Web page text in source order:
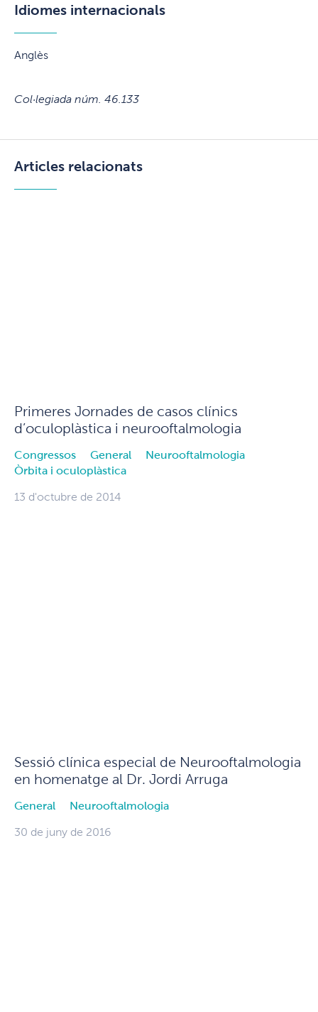
Idiomes internacionals
Anglès
Col·legiada núm. 46.133
Articles relacionats
Primeres Jornades de casos clínics
d’oculoplàstica i neurooftalmologia
Congressos General
Neurooftalmologia
Òrbita i oculoplàstica
13 d'octubre de 2014
Sessió clínica especial de Neurooftalmologia
en homenatge al Dr. Jordi Arruga
General Neurooftalmologia
30 de juny de 2016